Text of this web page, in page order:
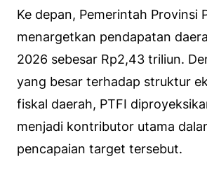
Ke depan, Pemerintah Provinsi
menargetkan pendapatan
2026 sebesar Rp2,43 triliun.
yang besar terhadap struktur
fiskal daerah, PTFI
menjadi kontributor utama
pencapaian target tersebut.